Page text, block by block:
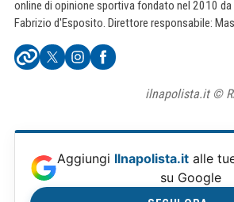
online di opinione sportiva fondato nel 2010
Fabrizio d'Esposito. Direttore responsabile:
ilnapolista.it ©
Aggiungi Ilnapolista.it alle
su Google